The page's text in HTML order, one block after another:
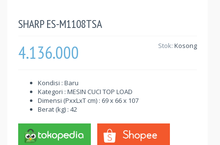
SHARP ES-M1108TSA
4.136.000 Stok: Kosong
Kondisi : Baru
Kategori : MESIN CUCI TOP LOAD
Dimensi (PxxLxT cm) : 69 x 66 x 107
Berat (kg) : 42